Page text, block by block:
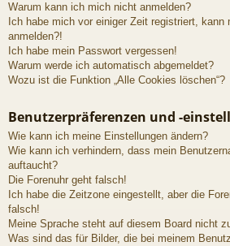
Warum kann ich mich nicht anmelden?
Ich habe mich vor einiger Zeit registriert, kann
anmelden?!
Ich habe mein Passwort vergessen!
Warum werde ich automatisch abgemeldet?
Wozu ist die Funktion „Alle Cookies löschen“?
Benutzerpräferenzen und -
Wie kann ich meine Einstellungen ändern?
Wie kann ich verhindern, dass mein
auftaucht?
Die Forenuhr geht falsch!
Ich habe die Zeitzone eingestellt, aber die
falsch!
Meine Sprache steht auf diesem Board nicht
Was sind das für Bilder, die bei meinem